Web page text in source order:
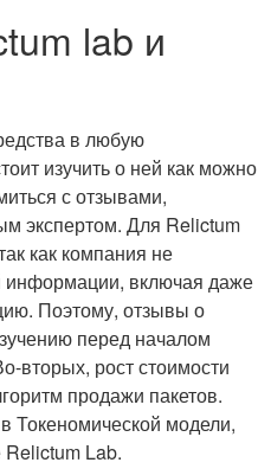
lab и
в любую
изучить о ней как можно
с отзывами,
экспертом. Для Relictum
как компания не
информации, включая даже
Поэтому, отзывы о
перед началом
вторых, рост стоимости
продажи пакетов.
Токеномической модели,
Relictum Lab.